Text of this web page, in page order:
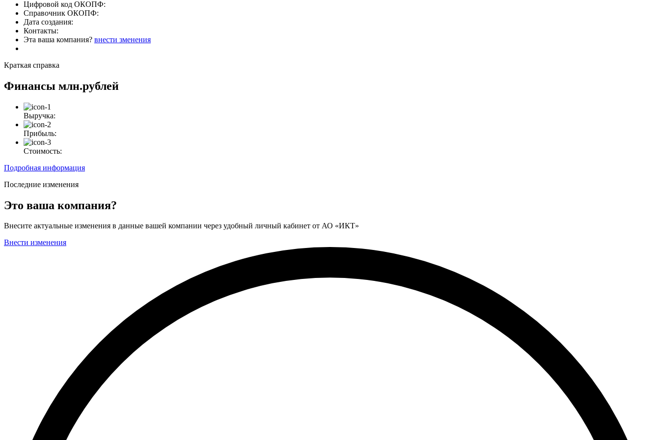
Цифровой код ОКОПФ:
Справочник ОКОПФ:
Дата создания:
Контакты:
Эта ваша компания? внести зменения
Краткая справка
Финансы млн.рублей
Выручка:
Прибыль:
Стоимость:
Подробная информация
Последние изменения
Это ваша компания?
Внесите актуальные изменения в данные вашей компании через удобный личный кабинет от АО «ИКТ»
Внести изменения